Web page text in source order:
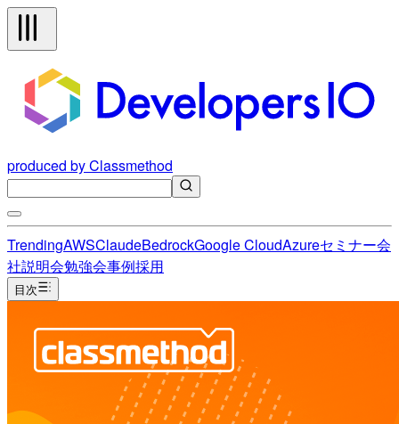
produced by Classmethod
TrendingAWSClaudeBedrockGoogle CloudAzureセミナー会
社説明会勉強会事例採用
目次